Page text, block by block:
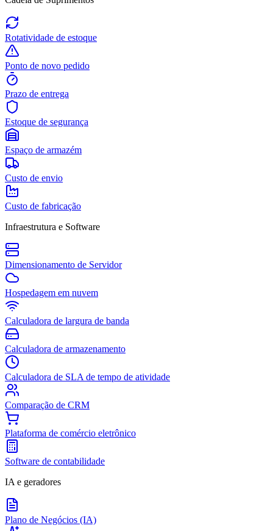
Rotatividade de estoque
Ponto de novo pedido
Prazo de entrega
Estoque de segurança
Espaço de armazém
Custo de envio
Custo de fabricação
Infraestrutura e Software
Dimensionamento de Servidor
Hospedagem em nuvem
Calculadora de largura de banda
Calculadora de armazenamento
Calculadora de SLA de tempo de atividade
Comparação de CRM
Plataforma de comércio eletrônico
Software de contabilidade
IA e geradores
Plano de Negócios (IA)